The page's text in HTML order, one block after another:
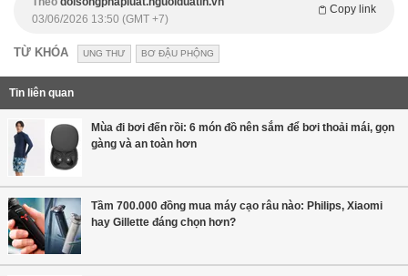
Copy link
03/06/2026 13:50 (GMT +7)
TỪ KHÓA UNG THƯ BƠ ĐẬU PHỘNG
Tin liên quan
Mùa đi bơi đến rồi: 6 món đồ nên sắm để bơi thoải mái, gọn
gàng và an toàn hơn
Tầm 700.000 đồng mua máy cạo râu nào: Philips, Xiaomi
hay Gillette đáng chọn hơn?